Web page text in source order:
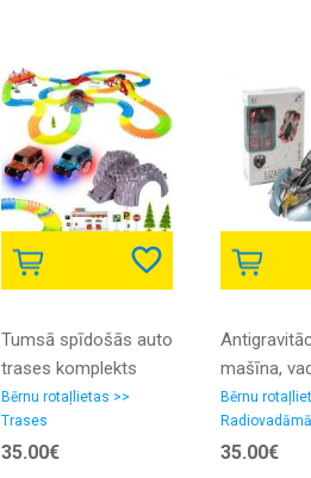
Tumsā spīdošās auto
trases komplekts
bērniem ar 2gab
spīdošām mašīnām,
675 cm gara maģiskā
Bērnu rotaļlietas >>
Trases
35.00€
mašīna,
roku žestu
pulksteni),
un grīdām
Bērnu
35.00€